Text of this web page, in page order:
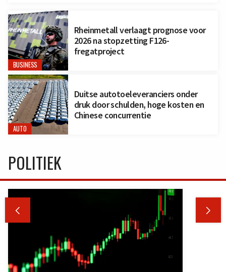
BUSINESS
Rheinmetall verlaagt prognose voor
2026 na stopzetting F126-
fregatproject
AUTO
Duitse autotoeleveranciers onder
druk door schulden, hoge kosten en
Chinese concurrentie
POLITIEK
 